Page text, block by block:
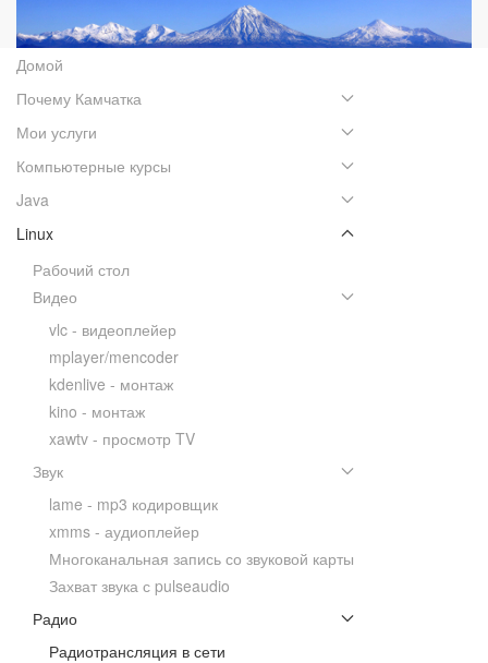
Домой
Почему Камчатка
Мои услуги
Компьютерные курсы
Java
Linux
Рабочий стол
Видео
vlc - видеоплейер
mplayer/mencoder
kdenlive - монтаж
kino - монтаж
xawtv - просмотр TV
Звук
lame - mp3 кодировщик
xmms - аудиоплейер
Многоканальная запись со звуковой карты
Захват звука с pulseaudio
Радио
Радиотрансляция в сети